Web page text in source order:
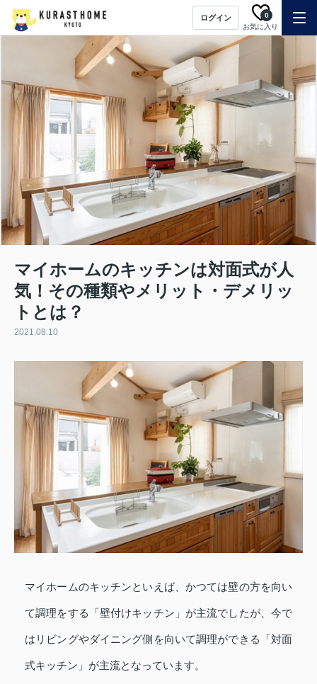
ログイン
お気に入り
0
マイホームのキッチンは対面式が人
気！その種類やメリット・デメリッ
トとは？
2021.08.10
マイホームのキッチンといえば、かつては壁の方を向い
て調理をする「壁付けキッチン」が主流でしたが、今で
はリビングやダイニング側を向いて調理ができる「対面
式キッチン」が主流となっています。